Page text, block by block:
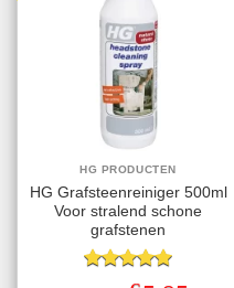
HG PRODUCTEN
HG Grafsteenreiniger 500ml
Voor stralend schone
grafstenen
Gewaardeerd